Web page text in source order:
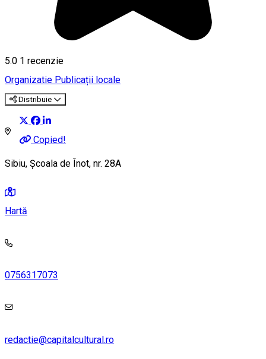
5.0 1 recenzie
Organizatie Publicații locale
Distribuie
Copied!
Sibiu, Școala de Înot, nr. 28A
Hartă
0756317073
redactie@capitalcultural.ro